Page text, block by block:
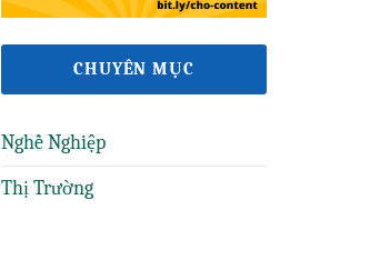
CHUYÊN MỤC
Nghề Nghiệp
Thị Trường